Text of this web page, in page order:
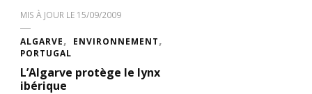
MIS À JOUR LE 15/09/2009
ALGARVE
ENVIRONNEMENT
PORTUGAL
L’Algarve protège le lynx
ibérique